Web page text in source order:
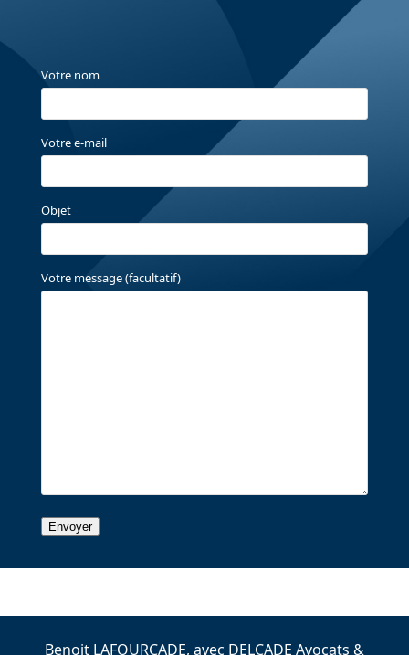
Votre nom
Votre e-mail
Objet
Votre message (facultatif)
Benoit LAFOURCADE, avec DELCADE Avocats &